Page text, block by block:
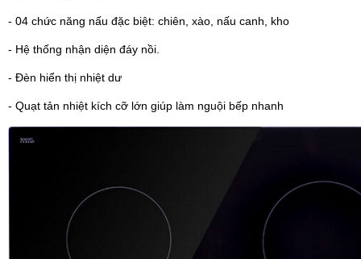
- 04 chức năng nấu đặc biệt: chiên, xào, nấu canh, kho
- Hệ thống nhận diện đáy nồi.
- Đèn hiển thị nhiệt dư
- Quạt tản nhiệt kích cỡ lớn giúp làm nguội bếp nhanh